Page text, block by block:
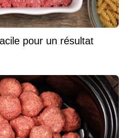
pour un résultat